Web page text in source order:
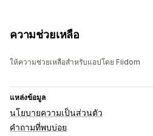
ความช่วยเหลือ
ให้ความช่วยเหลือสำหรับแอปโดย Fiidom
แหล่งข้อมูล
นโยบายความเป็นส่วนตัว
คำถามที่พบบ่อย